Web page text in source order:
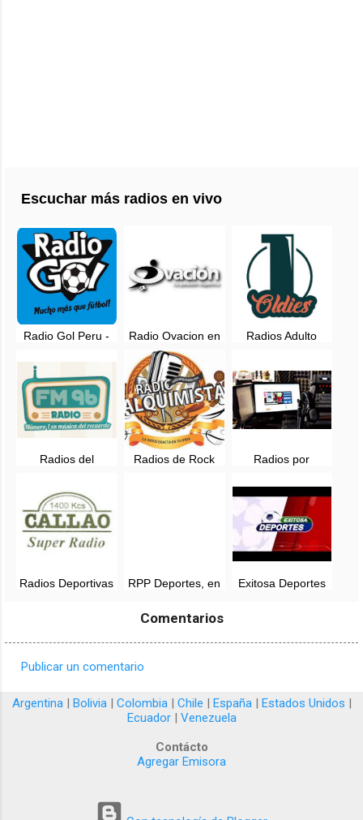
Escuchar más radios en vivo
Radio Gol Peru -
Radio Ovacion en
vivo - 620 AM -
Lima, Perú
Radios Adulto
Radios del
Radios de Rock
Radios por
Radios Deportivas
RPP Deportes, en
Exitosa Deportes
Comentarios
o
Publicar un comentario
Argentina| Bolivia| Colombia| Chile | España| Estados Unidos |
Ecuador| Venezuela
Contácto
Agregar Emisora